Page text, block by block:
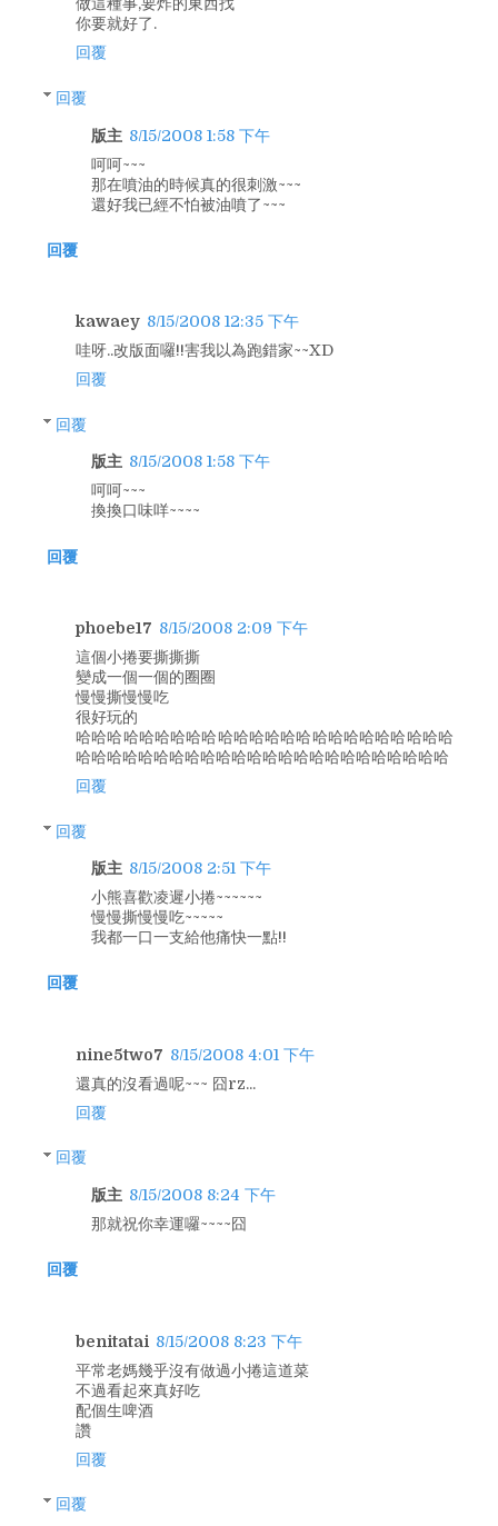
做這種事,要炸的東西找
你要就好了.
回覆
回覆
版主 8/15/2008 1:58 下午
呵呵~~~
那在噴油的時候真的很刺激~~~
還好我已經不怕被油噴了~~~
回覆
kawaey 8/15/2008 12:35 下午
哇呀..改版面囉!!害我以為跑錯家~~XD
回覆
回覆
版主 8/15/2008 1:58 下午
呵呵~~~
換換口味咩~~~~
回覆
phoebe17 8/15/2008 2:09 下午
這個小捲要撕撕撕
變成一個一個的圈圈
慢慢撕慢慢吃
很好玩的
哈哈哈哈哈哈哈哈哈哈哈哈哈哈哈哈哈哈哈哈哈哈哈哈
哈哈哈哈哈哈哈哈哈哈哈哈哈哈哈哈哈哈哈哈哈哈哈哈
回覆
回覆
版主 8/15/2008 2:51 下午
小熊喜歡凌遲小捲~~~~~~
慢慢撕慢慢吃~~~~~
我都一口一支給他痛快一點!!
回覆
nine5two7 8/15/2008 4:01 下午
還真的沒看過呢~~~ 囧rz...
回覆
回覆
版主 8/15/2008 8:24 下午
那就祝你幸運囉~~~~囧
回覆
benitatai 8/15/2008 8:23 下午
平常老媽幾乎沒有做過小捲這道菜
不過看起來真好吃
配個生啤酒
讚
回覆
回覆